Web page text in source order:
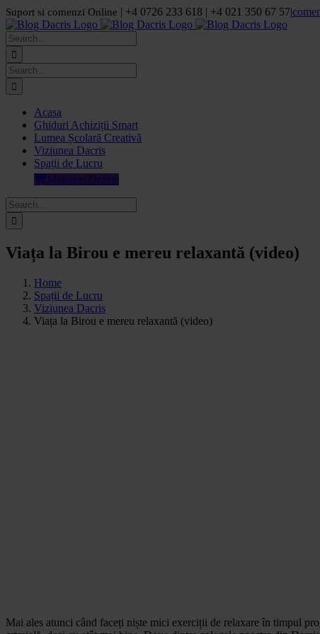
Skip
to
content
Suport si comenzi Online | +4 0726 233 618 | +4 021 350 67 57|
Facebook
LinkedIn
YouTube
Pinterest
Search
for:
Search
for:
Acasa
Ghiduri Achiziții Smart
Lumea Școlară Creativă
Viziunea Dacris
Spații de Lucru
Magazin Online
Search
for:
Viața la Birou e mereu relaxantă (video)
Home
Spații de Lucru
Viziunea Dacris
Viața la Birou e mereu relaxantă (video)
Mai ales atunci când faceți niște mici exerciții de relaxare în timpul